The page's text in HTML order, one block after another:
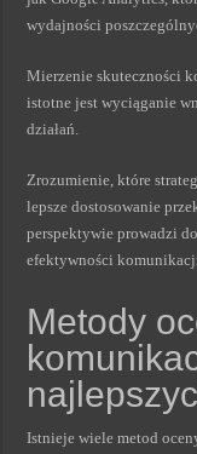
wydajności
Mierzenie skuteczności
istotne jest wyciąganie
działań.
Zrozumienie, które
lepsze dostosowanie
perspektywie prowadzi
efektywności
Metody
Istnieje wiele metod